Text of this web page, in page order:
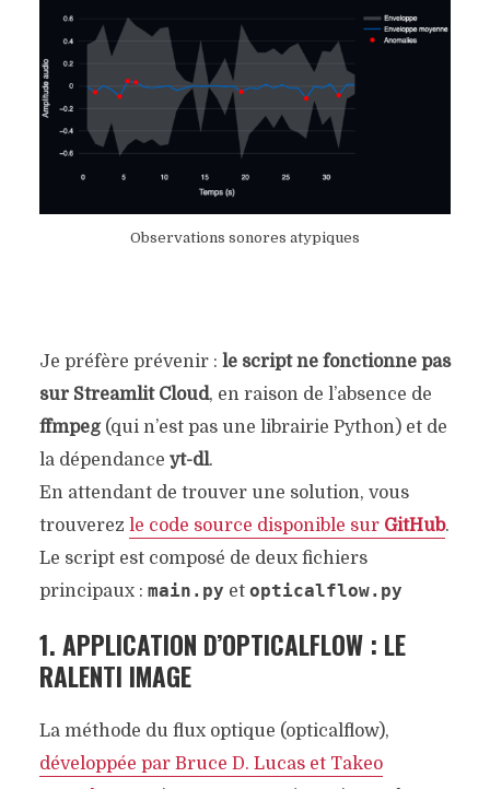
Observations sonores atypiques
Je préfère prévenir : le script ne fonctionne pas
sur Streamlit Cloud, en raison de l’absence de
ffmpeg(qui n’est pas une librairie Python) et de
la dépendance yt-dl.
En attendant de trouver une solution, vous
trouverez
le code source disponible sur GitHub.
Le script est composé de deux fichiers
principaux : main.py et opticalflow.py
1. APPLICATION D’OPTICALFLOW : LE
RALENTI IMAGE
La méthode du flux optique (opticalflow),
développée par Bruce D. Lucas et Takeo